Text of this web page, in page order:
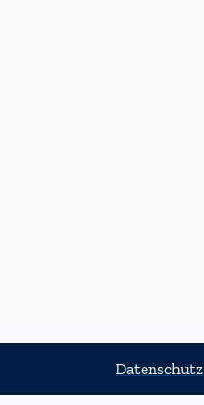
Datenschutz